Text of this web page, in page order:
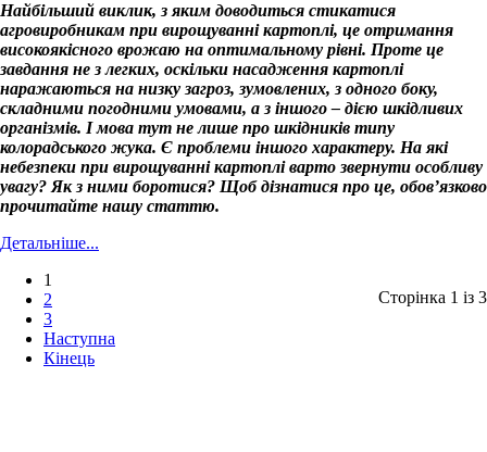
Найбільший виклик, з яким доводиться стикатися
агровиробникам при вирощуванні картоплі, це отримання
високоякісного врожаю на оптимальному рівні. Проте це
завдання не з легких, оскільки насадження картоплі
наражаються на низку загроз, зумовлених, з одного боку,
складними погодними умовами, а з іншого – дією шкідливих
організмів. І мова тут не лише про шкідників типу
колорадського жука. Є проблеми іншого характеру. На які
небезпеки при вирощуванні картоплі варто звернути особливу
увагу? Як з ними боротися? Щоб дізнатися про це, обов’язково
прочитайте нашу статтю.
Детальніше...
Сторінка 1 із 3
1
2
3
Наступна
Кінець